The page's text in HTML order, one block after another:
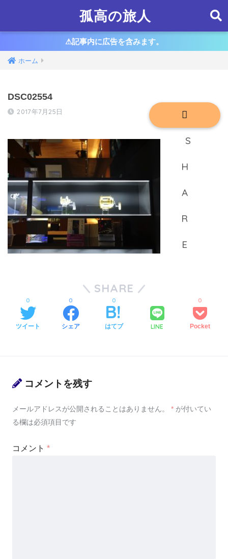
孤高の旅人
⚠︎記事内に広告を含みます。
ホーム
DSC02554
2017年7月25日
SHARE
ツイート
0
シェア
0
はてブ
0
LINE Pocket
0
コメントを残す
メールアドレスが公開されることはありません。 * が付いてい
る欄は必須項目です
コメント *